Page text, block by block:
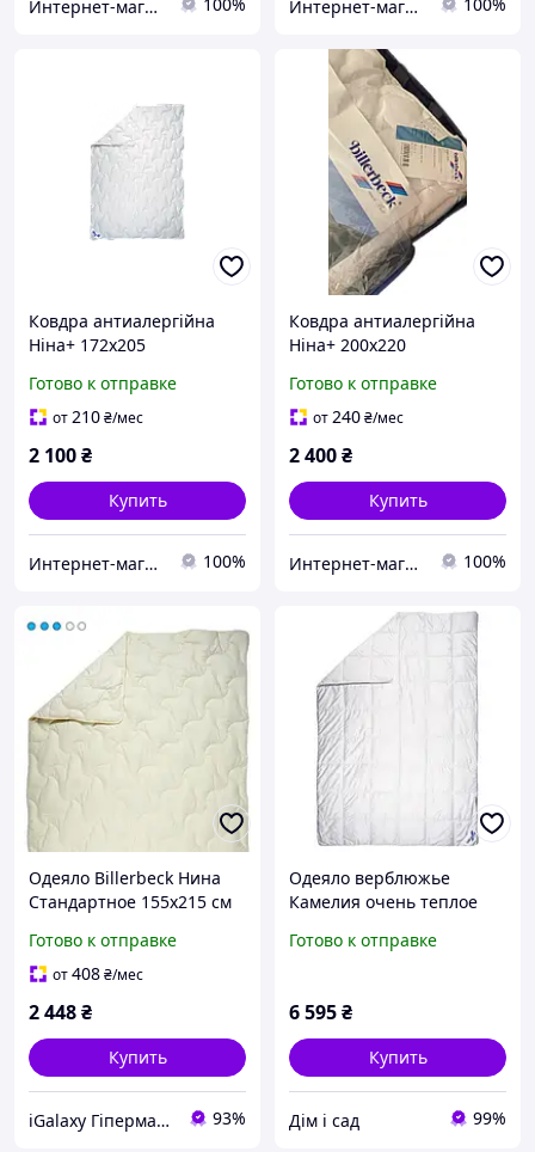
Интернет-магазин мебели украинского производства Интернет-магазин мебели украинского производства
Ковдра антиалергійна
Ніна+ 172х205
Готово к отправке
от210₴/мес
2 100₴
Купить
Интернет-магазин мебели украинского производства 100%
Ковдра антиалергійна
Ніна+ 200х220
Готово к отправке
от240₴/мес
2 400₴
Купить
Интернет-магазин мебели украинского производства 100%
Одеяло Billerbeck Нина
Стандартное 155х215 см
Готово к отправке
от408₴/мес
2 448₴
Купить
iGalaxy Гіпермаркет подарунків 93%
Одеяло верблюжье
Камелия очень теплое
размеры
Готово к отправке
6 595₴
Купить
Дім і сад 99%